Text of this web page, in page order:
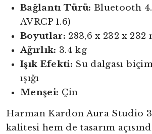
Bağlantı Türü: Bluetooth
AVRCP 1.6)
Boyutlar: 283,6 x 232 x 232
Ağırlık: 3.4 kg
Işık Efekti: Su dalgası
ışığı
Menşei: Çin
Harman Kardon Aura Studio
kalitesi hem de tasarım